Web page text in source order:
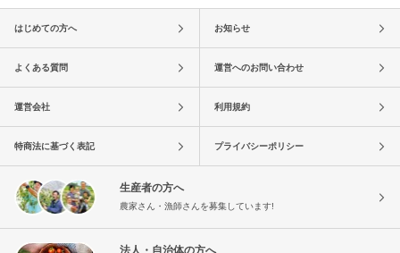
はじめての方へ お知らせ
よくある質問 運営へのお問い合わせ
運営会社 利用規約
特商法に基づく表記 プライバシーポリシー
生産者の方へ
農家さん・漁師さんを募集しています!
法人・自治体の方へ